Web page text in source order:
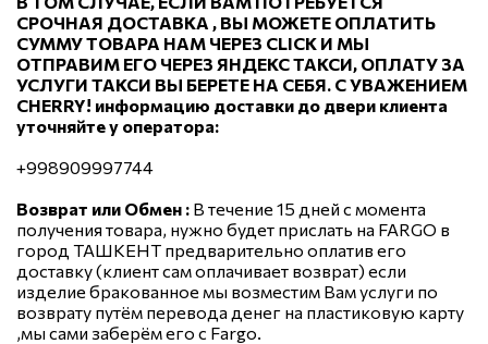
СРОЧНАЯ ДОСТАВКА , ВЫ МОЖЕТЕ ОПЛАТИТЬ
СУММУ ТОВАРА НАМ ЧЕРЕЗ CLICK И МЫ
ОТПРАВИМ ЕГО ЧЕРЕЗ ЯНДЕКС ТАКСИ, ОПЛАТУ ЗА
УСЛУГИ ТАКСИ ВЫ БЕРЕТЕ НА СЕБЯ. С УВАЖЕНИЕМ
CHERRY! информацию доставки до двери клиента
уточняйте у оператора:
+998909997744
Возврат или Обмен : В течение 15 дней с момента
получения товара, нужно будет прислать на FARGO в
город ТАШКЕНТ предварительно оплатив его
доставку (клиент сам оплачивает возврат) если
изделие бракованное мы возместим Вам услуги по
возврату путём перевода денег на пластиковую карту
,мы сами заберём его с Fargo.